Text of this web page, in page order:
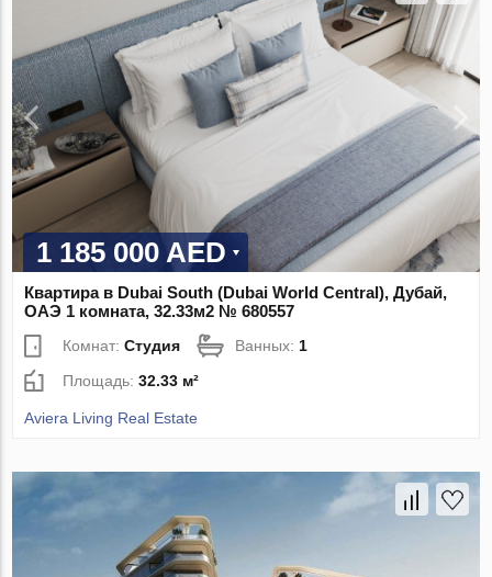
1 185 000 AED
Квартира в Dubai South (Dubai World Central), Дубай,
ОАЭ 1 комната, 32.33м2 № 680557
Комнат:Студия Ванных: 1
Площадь:32.33 м²
Aviera Living Real Estate